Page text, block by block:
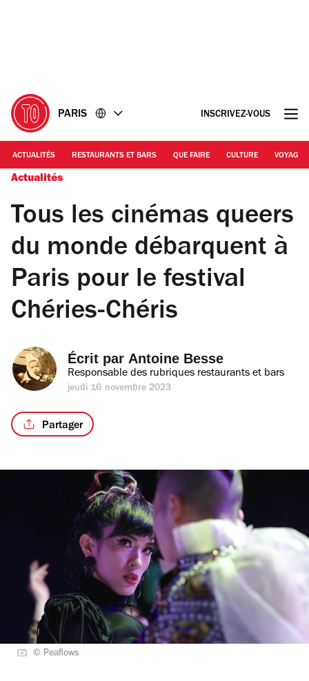
PARIS INSCRIVEZ-VOUS
ACTUALITÉS RESTAURANTS ET BARS QUE FAIRE CULTURE VOYAGE
Actualités
Tous les cinémas queers
du monde débarquent à
Paris pour le festival
Chéries-Chéris
Écrit par Antoine Besse
Responsable des rubriques restaurants et bars
jeudi 16 novembre 2023
Partager
© Peaflows